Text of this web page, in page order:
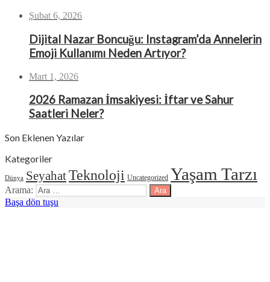
Şubat 6, 2026
Dijital Nazar Boncuğu: Instagram’da Annelerin
Emoji Kullanımı Neden Artıyor?
Mart 1, 2026
2026 Ramazan İmsakiyesi: İftar ve Sahur
Saatleri Neler?
Son Eklenen Yazılar
Kategoriler
Dünya SeyahatTeknoloji Uncategorized Yaşam Tarzı
Arama:
Başa dön tuşu